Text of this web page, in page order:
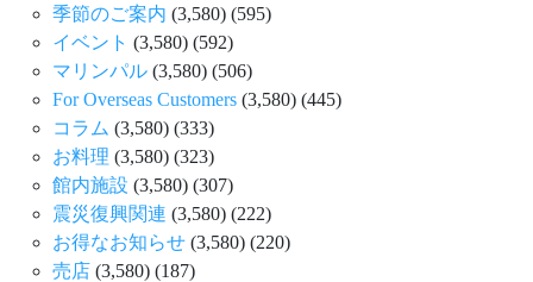
季節のご案内 (3,580) (595)
イベント (3,580) (592)
マリンパル (3,580) (506)
For Overseas Customers (3,580) (445)
コラム (3,580) (333)
お料理 (3,580) (323)
館内施設 (3,580) (307)
震災復興関連 (3,580) (222)
お得なお知らせ (3,580) (220)
売店 (3,580) (187)